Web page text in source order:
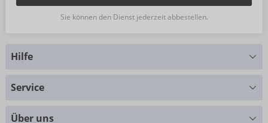
Sie können den Dienst jederzeit abbestellen.
Hilfe
Service
Über uns